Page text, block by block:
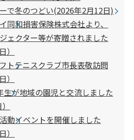
で冬のつどい(2026年2月12日)
同和損害保険株式会社より、
ェクター等が寄贈されました
）
トテニスクラブ市長表敬訪問
）
生が地域の園児と交流しました
動イベントを開催しました
）